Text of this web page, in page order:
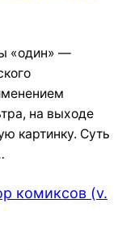
«один» —
на выходе
картинку. Суть
комиксов (v.